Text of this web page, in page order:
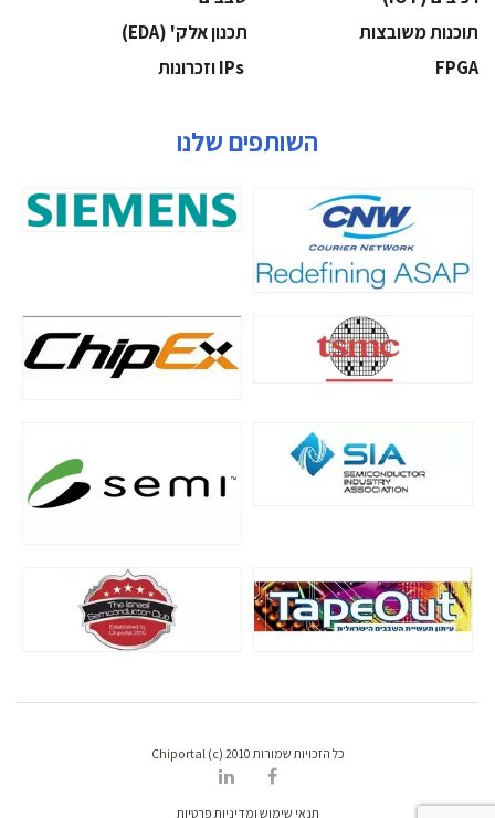
‫תוכנות משובצות‬
‫תכנון אלק' (‪(EDA‬‬
‫‪FPGA‬‬
השותפים שלנו
כל הזכויות שמורות Chiportal (c) 2010
תנאי שימוש ומדיניות פרטיות